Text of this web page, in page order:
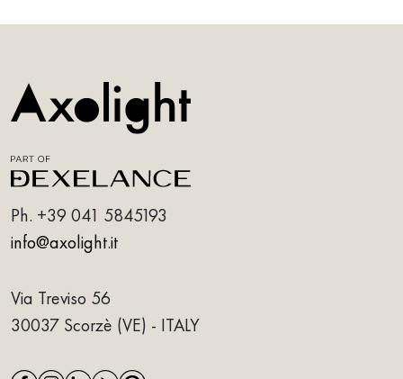
Ph. +39 041 5845193
info@axolight.it
Via Treviso 56
30037 Scorzè (VE) - ITALY